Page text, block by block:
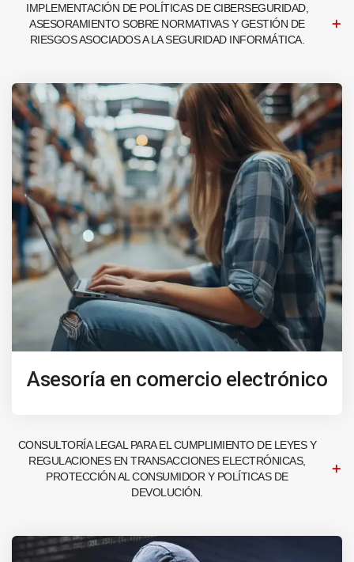
IMPLEMENTACIÓN DE POLÍTICAS DE CIBERSEGURIDAD,
ASESORAMIENTO SOBRE NORMATIVAS Y GESTIÓN DE
RIESGOS ASOCIADOS A LA SEGURIDAD INFORMÁTICA.
Asesoría en comercio electrónico
CONSULTORÍA LEGAL PARA EL CUMPLIMIENTO DE LEYES Y
REGULACIONES EN TRANSACCIONES ELECTRÓNICAS,
PROTECCIÓN AL CONSUMIDOR Y POLÍTICAS DE
DEVOLUCIÓN.